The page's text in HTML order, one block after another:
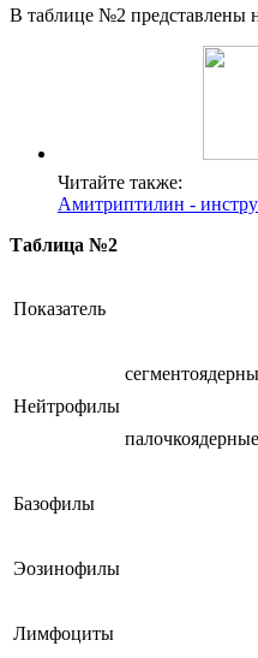
В таблице №2 представлены
Читайте также:
Амитриптилин -
Таблица №2
Показатель
Нейтрофилы
палочкоядерные
Базофилы
Эозинофилы
Лимфоциты